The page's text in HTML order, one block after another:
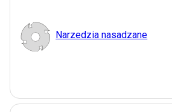
Narzedzia nasadzane